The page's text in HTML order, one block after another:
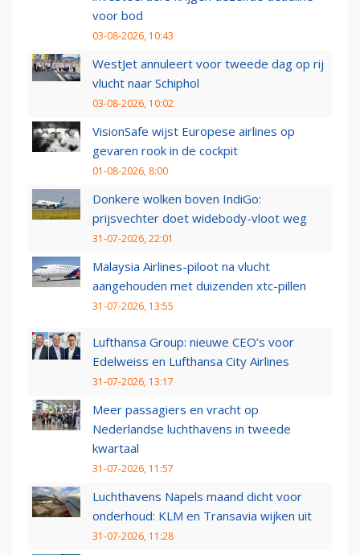
voor bod
03-08-2026, 10:43
WestJet annuleert voor tweede dag op rij
vlucht naar Schiphol
03-08-2026, 10:02
VisionSafe wijst Europese airlines op
gevaren rook in de cockpit
01-08-2026, 8:00
Donkere wolken boven IndiGo:
prijsvechter doet widebody-vloot weg
31-07-2026, 22:01
Malaysia Airlines-piloot na vlucht
aangehouden met duizenden xtc-pillen
31-07-2026, 13:55
Lufthansa Group: nieuwe CEO’s voor
Edelweiss en Lufthansa City Airlines
31-07-2026, 13:17
Meer passagiers en vracht op
Nederlandse luchthavens in tweede
kwartaal
31-07-2026, 11:57
Luchthavens Napels maand dicht voor
onderhoud: KLM en Transavia wijken uit
31-07-2026, 11:28